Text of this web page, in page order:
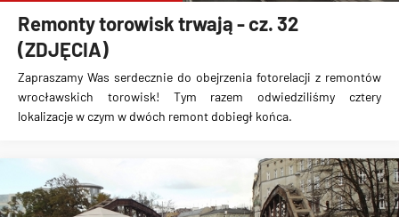
Remonty torowisk trwają - cz. 32
(ZDJĘCIA)
Zapraszamy Was serdecznie do obejrzenia fotorelacji z remontów
wrocławskich torowisk! Tym razem odwiedziliśmy cztery
lokalizacje w czym w dwóch remont dobiegł końca.